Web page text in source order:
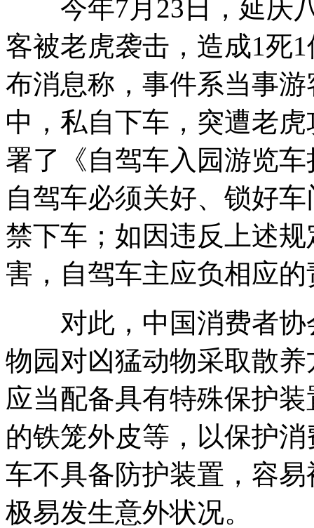
今年7月23日，延庆八
客被老虎袭击，造成1死
布消息称，事件系当事
中，私自下车，突遭老
署了《自驾车入园游览
自驾车必须关好、锁好
禁下车；如因违反上述
害，自驾车主应负相应的
对此，中国消费者协
物园对凶猛动物采取散
应当配备具有特殊保护
的铁笼外皮等，以保护
车不具备防护装置，容
极易发生意外状况。